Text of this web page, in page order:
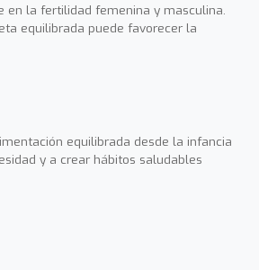
en la fertilidad femenina y masculina.
equilibrada puede favorecer la
equilibrada desde la infancia
y a crear hábitos saludables